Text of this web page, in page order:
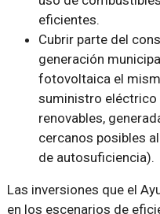
eficientes.
Cubrir parte del
generación
fotovoltaica el
suministro eléctrico
renovables,
cercanos posibles
de autosuficiencia).
Las inversiones que el
en los escenarios de